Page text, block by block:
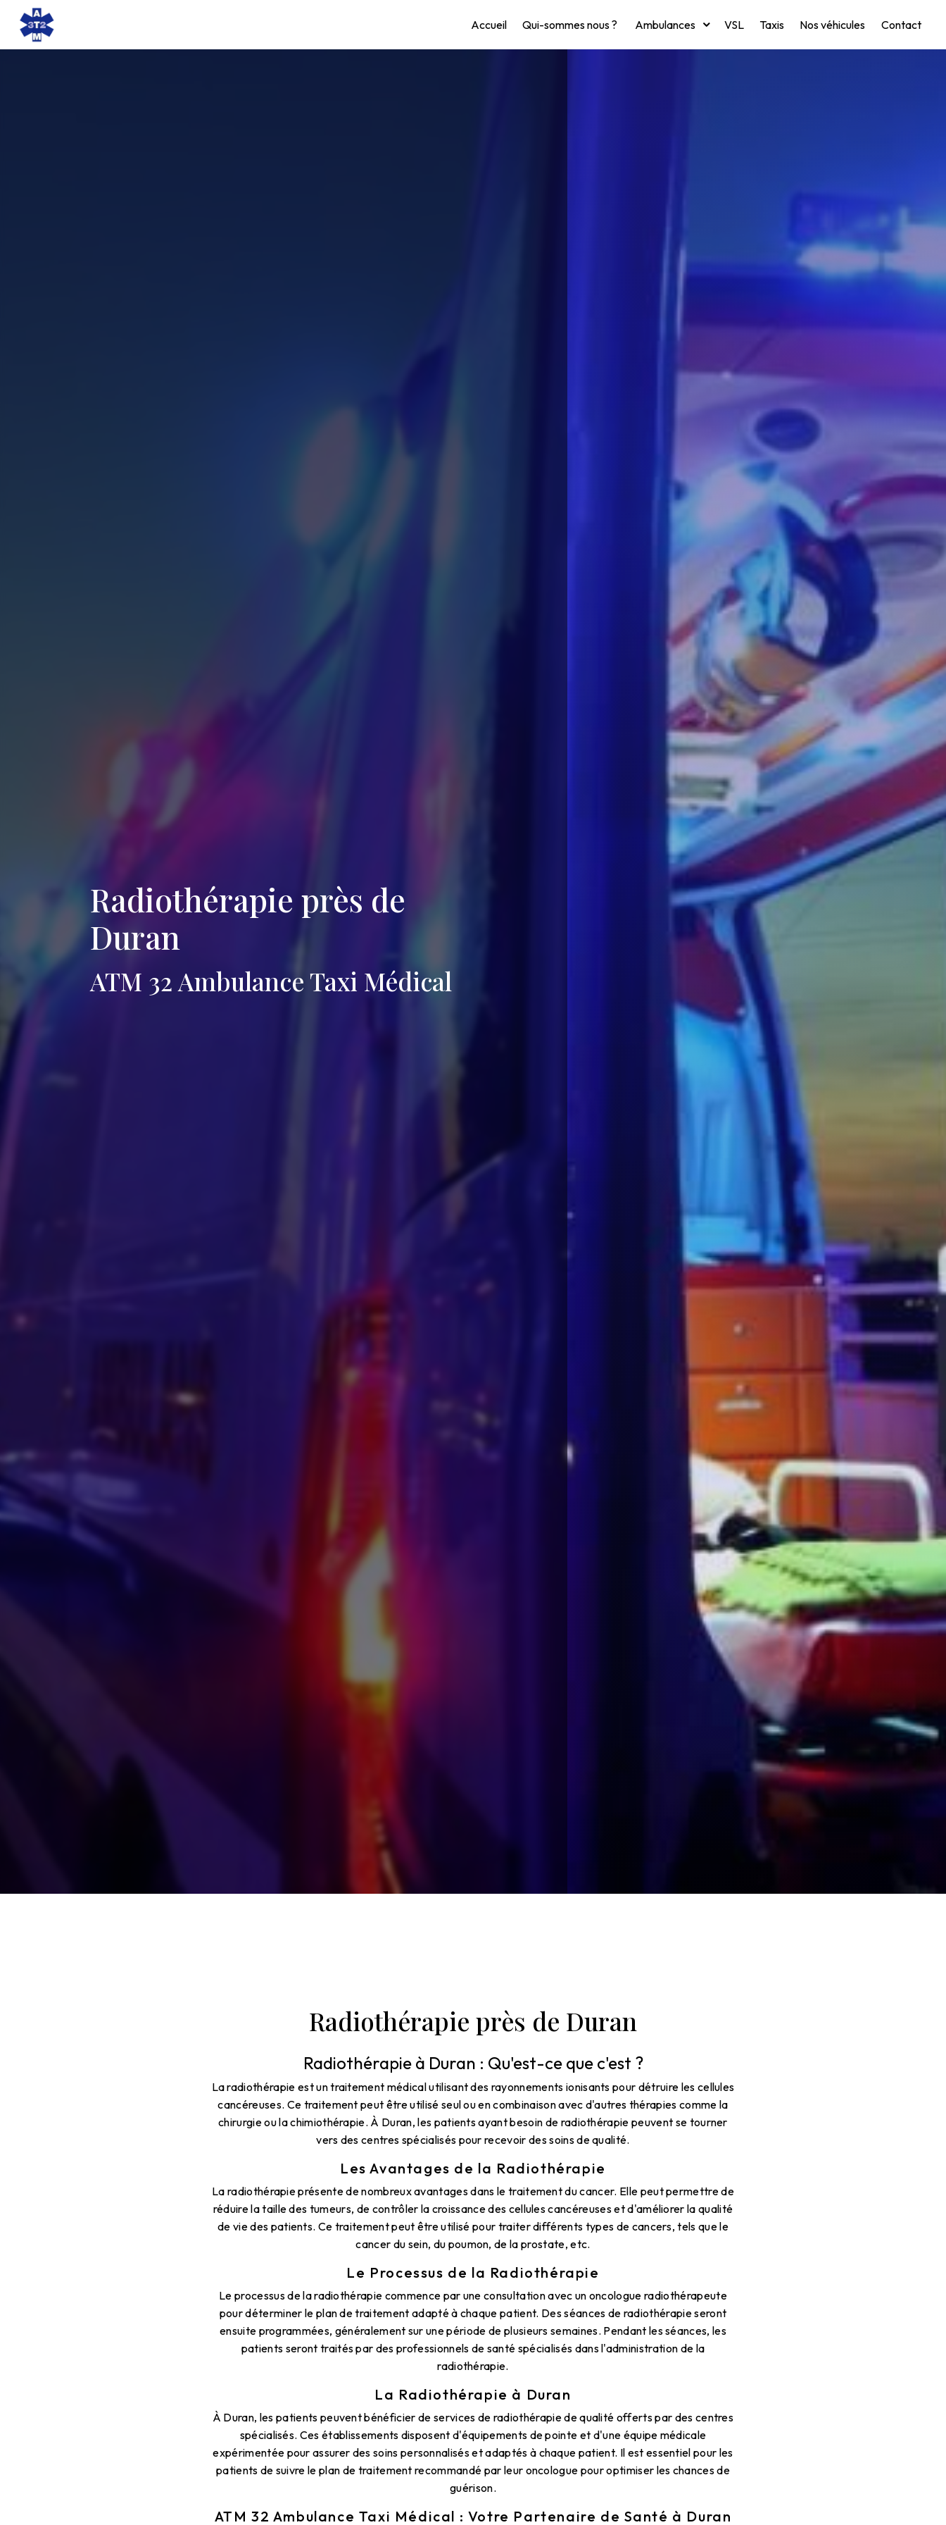
Accueil Qui-sommes nous ? Ambulances VSL Taxis Nos véhicules Contact
Radiothérapie près de
Duran
ATM 32 Ambulance Taxi Médical
Radiothérapie près de Duran
Radiothérapie à Duran : Qu'est-ce que c'est ?
La radiothérapie est un traitement médical utilisant des rayonnements ionisants pour détruire les cellules
cancéreuses. Ce traitement peut être utilisé seul ou en combinaison avec d'autres thérapies comme la
chirurgie ou la chimiothérapie. À Duran, les patients ayant besoin de radiothérapie peuvent se tourner
vers des centres spécialisés pour recevoir des soins de qualité.
Les Avantages de la Radiothérapie
La radiothérapie présente de nombreux avantages dans le traitement du cancer. Elle peut permettre de
réduire la taille des tumeurs, de contrôler la croissance des cellules cancéreuses et d'améliorer la qualité
de vie des patients. Ce traitement peut être utilisé pour traiter différents types de cancers, tels que le
cancer du sein, du poumon, de la prostate, etc.
Le Processus de la Radiothérapie
Le processus de la radiothérapie commence par une consultation avec un oncologue radiothérapeute
pour déterminer le plan de traitement adapté à chaque patient. Des séances de radiothérapie seront
ensuite programmées, généralement sur une période de plusieurs semaines. Pendant les séances, les
patients seront traités par des professionnels de santé spécialisés dans l'administration de la
radiothérapie.
La Radiothérapie à Duran
À Duran, les patients peuvent bénéficier de services de radiothérapie de qualité offerts par des centres
spécialisés. Ces établissements disposent d'équipements de pointe et d'une équipe médicale
expérimentée pour assurer des soins personnalisés et adaptés à chaque patient. Il est essentiel pour les
patients de suivre le plan de traitement recommandé par leur oncologue pour optimiser les chances de
guérison.
ATM 32 Ambulance Taxi Médical : Votre Partenaire de Santé à Duran
Panneau de gestion des cookies